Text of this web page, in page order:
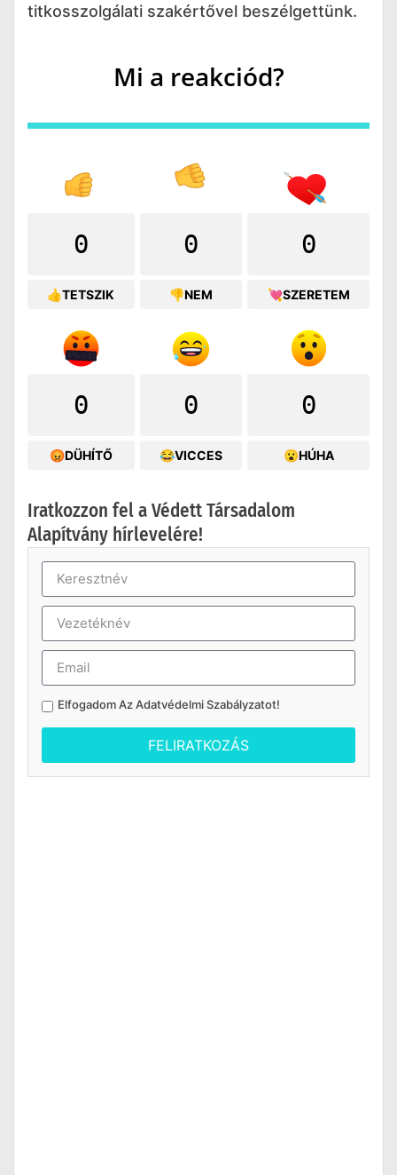
titkosszolgálati szakértővel beszélgettünk.
Mi a reakciód?
0
👍TETSZIK
0
👎NEM
0
💘SZERETEM
0
😡DÜHÍTŐ
0
😂VICCES
0
😮HÚHA
Iratkozzon fel a Védett Társadalom
Alapítvány hírlevelére!
Elfogadom AzAdatvédelmi Szabályzatot!
FELIRATKOZÁS